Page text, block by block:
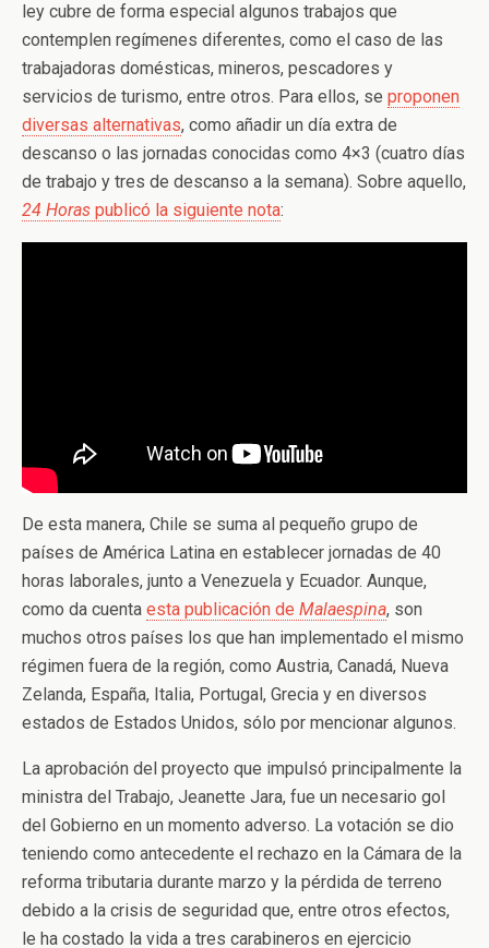
ley cubre de forma especial algunos trabajos que
contemplen regímenes diferentes, como el caso de las
trabajadoras domésticas, mineros, pescadores y
servicios de turismo, entre otros. Para ellos, se proponen
diversas alternativas, como añadir un día extra de
descanso o las jornadas conocidas como 4×3 (cuatro días
de trabajo y tres de descanso a la semana). Sobre aquello,
24 Horas publicó la siguiente nota:
De esta manera, Chile se suma al pequeño grupo de
países de América Latina en establecer jornadas de 40
horas laborales, junto a Venezuela y Ecuador. Aunque,
como da cuenta esta publicación de Malaespina, son
muchos otros países los que han implementado el mismo
régimen fuera de la región, como Austria, Canadá, Nueva
Zelanda, España, Italia, Portugal, Grecia y en diversos
estados de Estados Unidos, sólo por mencionar algunos.
La aprobación del proyecto que impulsó principalmente la
ministra del Trabajo, Jeanette Jara, fue un necesario gol
del Gobierno en un momento adverso. La votación se dio
teniendo como antecedente el rechazo en la Cámara de la
reforma tributaria durante marzo y la pérdida de terreno
debido a la crisis de seguridad que, entre otros efectos,
le ha costado la vida a tres carabineros en ejercicio